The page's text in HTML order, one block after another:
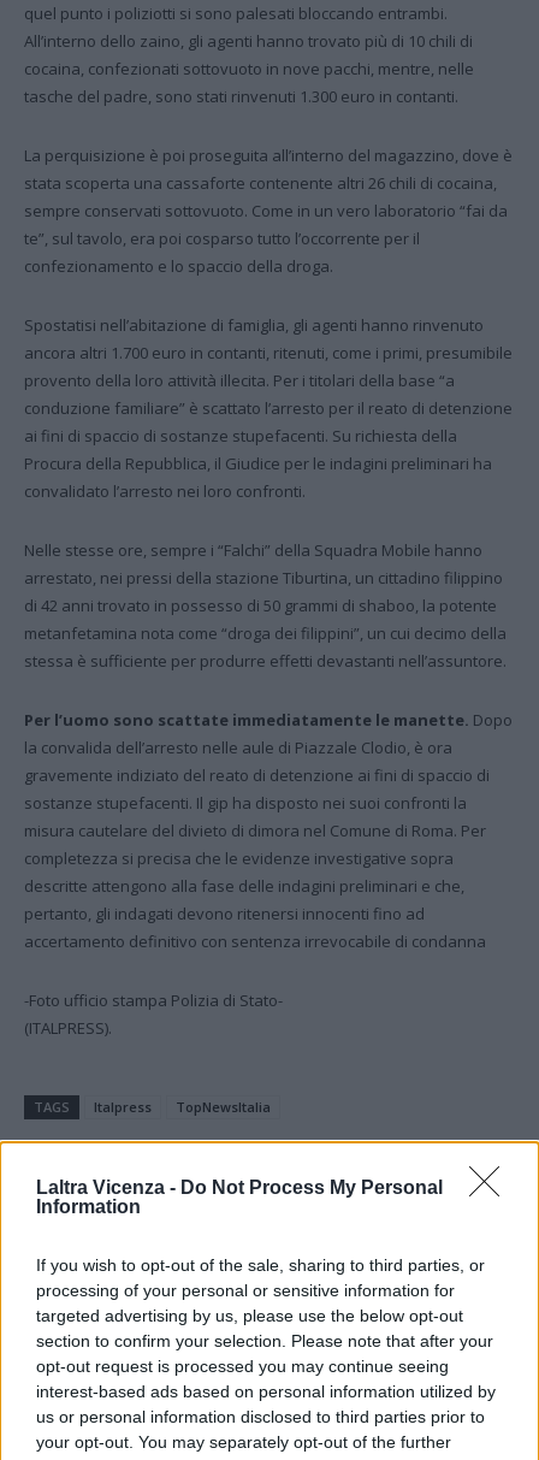
Laltra Vicenza - Do Not Process My Personal
Information
If you wish to opt-out of the sale, sharing to third parties, or
processing of your personal or sensitive information for
targeted advertising by us, please use the below opt-out
section to confirm your selection. Please note that after your
opt-out request is processed you may continue seeing
interest-based ads based on personal information utilized by
us or personal information disclosed to third parties prior to
your opt-out. You may separately opt-out of the further
quel punto i poliziotti si sono palesati bloccando entrambi.
All’interno dello zaino, gli agenti hanno trovato più di 10 chili di
cocaina, confezionati sottovuoto in nove pacchi, mentre, nelle
tasche del padre, sono stati rinvenuti 1.300 euro in contanti.
La perquisizione è poi proseguita all’interno del magazzino, dove è
stata scoperta una cassaforte contenente altri 26 chili di cocaina,
sempre conservati sottovuoto. Come in un vero laboratorio “fai da
te”, sul tavolo, era poi cosparso tutto l’occorrente per il
confezionamento e lo spaccio della droga.
Spostatisi nell’abitazione di famiglia, gli agenti hanno rinvenuto
ancora altri 1.700 euro in contanti, ritenuti, come i primi, presumibile
provento della loro attività illecita. Per i titolari della base “a
conduzione familiare” è scattato l’arresto per il reato di detenzione
ai fini di spaccio di sostanze stupefacenti. Su richiesta della
Procura della Repubblica, il Giudice per le indagini preliminari ha
convalidato l’arresto nei loro confronti.
Nelle stesse ore, sempre i “Falchi” della Squadra Mobile hanno
arrestato, nei pressi della stazione Tiburtina, un cittadino filippino
di 42 anni trovato in possesso di 50 grammi di shaboo, la potente
metanfetamina nota come “droga dei filippini”, un cui decimo della
stessa è sufficiente per produrre effetti devastanti nell’assuntore.
Per l’uomo sono scattate immediatamente le manette. Dopo
la convalida dell’arresto nelle aule di Piazzale Clodio, è ora
gravemente indiziato del reato di detenzione ai fini di spaccio di
sostanze stupefacenti. Il gip ha disposto nei suoi confronti la
misura cautelare del divieto di dimora nel Comune di Roma. Per
completezza si precisa che le evidenze investigative sopra
descritte attengono alla fase delle indagini preliminari e che,
pertanto, gli indagati devono ritenersi innocenti fino ad
accertamento definitivo con sentenza irrevocabile di condanna
-Foto ufficio stampa Polizia di Stato-
(ITALPRESS).
TAGS Italpress TopNewsItalia
ARTICOLO PRECEDENTE
4 novembre, Meloni: “Onore a chi
ha servito e continua a servire
l’Italia con valore e impegno”
ARTICOLO SUCCESSIVO
Come si invia una PEC